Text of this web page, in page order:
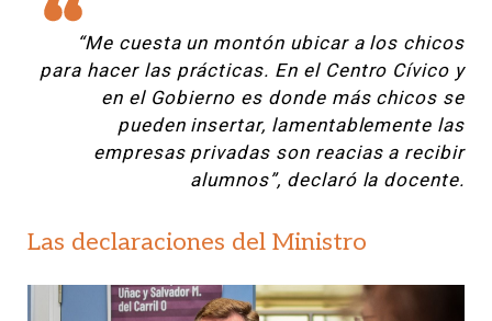
“Me cuesta un montón ubicar a los chicos
para hacer las prácticas. En el Centro Cívico y
en el Gobierno es donde más chicos se
pueden insertar, lamentablemente las
empresas privadas son reacias a recibir
alumnos”, declaró la docente.
Las declaraciones del Ministro